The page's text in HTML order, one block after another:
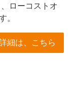
ローコストオ
。
細は、こちら